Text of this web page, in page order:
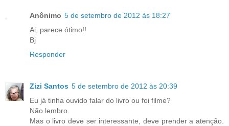
Anônimo 5 de setembro de 2012 às 18:27
Ai, parece ótimo!!
Bj
Responder
Zizi Santos 5 de setembro de 2012 às 20:39
Eu já tinha ouvido falar do livro ou foi filme?
Não lembro.
Mas o livro deve ser interessante, deve prender a atenção.